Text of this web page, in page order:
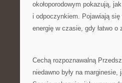
okołoporodowym pokazują,
i odpoczynkiem. Pojawiają
energię w czasie, gdy łatwo o
Cechą rozpoznawalną
niedawno były na